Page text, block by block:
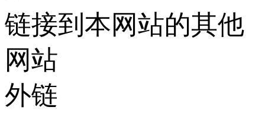
链接到本网站的其他
网站
外链